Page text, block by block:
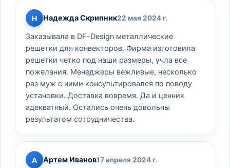
Н Надежда Скрипник22 мая 2024 г.
Заказывала в DF-Design металлические
решетки для конвекторов. Фирма изготовила
решетки четко под наши размеры, учла все
пожелания. Менеджеры вежливые, несколько
раз муж с ними консультировался по поводу
установки. Доставка вовремя. Да и ценник
адекватный. Остались очень довольны
результатом сотрудничества.
А Артем Иванов17 апреля 2024 г.